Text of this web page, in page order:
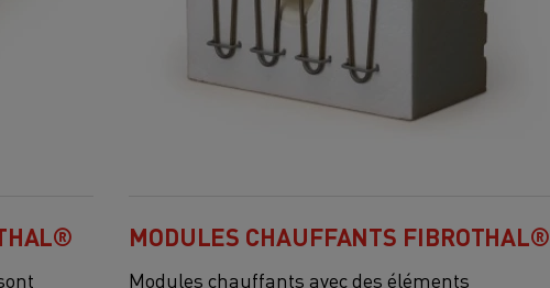
MODULES CHAUFFANTS FIBROTHAL®
Modules chauffants avec des éléments